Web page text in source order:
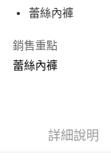
Apple Pay
街口支付
悠遊付
貨到付款
蕾絲內褲
銷售重點
蕾絲內褲
詳細說明